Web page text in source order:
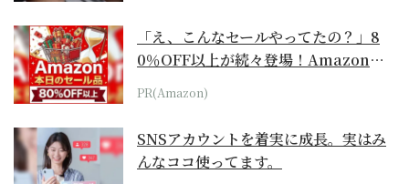
「え、こんなセールやってたの？」8
0％OFF以上が続々登場！Amazonの
本気が...
PR(Amazon)
SNSアカウントを着実に成長。実はみ
んなココ使ってます。